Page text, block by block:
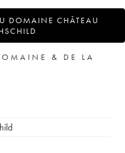
DOMAINE CHÂTEAU
& DE LA